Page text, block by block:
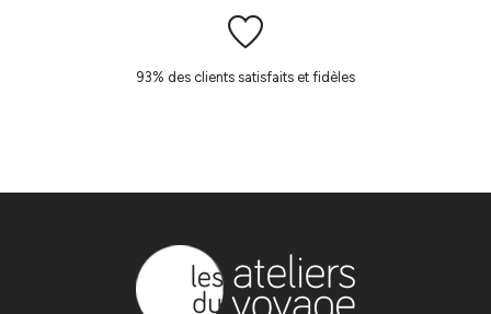
93% des clients satisfaits et fidèles